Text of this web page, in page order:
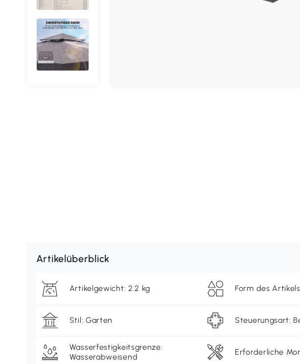
Artikelüberblick
Artikelgewicht: 2.2 kg Form des
Stil: Garten Steuerungsart:
Wasserfestigkeitsgrenze:
Wasserabweisend
Erforderliche